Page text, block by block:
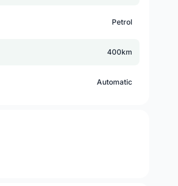
Petrol
400km
Automatic